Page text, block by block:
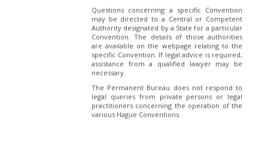
Questions concerning a specific Convention
may be directed to a Central or Competent
Authority designated by a State for a particular
Convention. The details of those authorities
are available on the webpage relating to the
specific Convention. If legal advice is required,
assistance from a qualified lawyer may be
necessary.
The Permanent Bureau does not respond to
legal queries from private persons or legal
practitioners concerning the operation of the
various Hague Conventions.